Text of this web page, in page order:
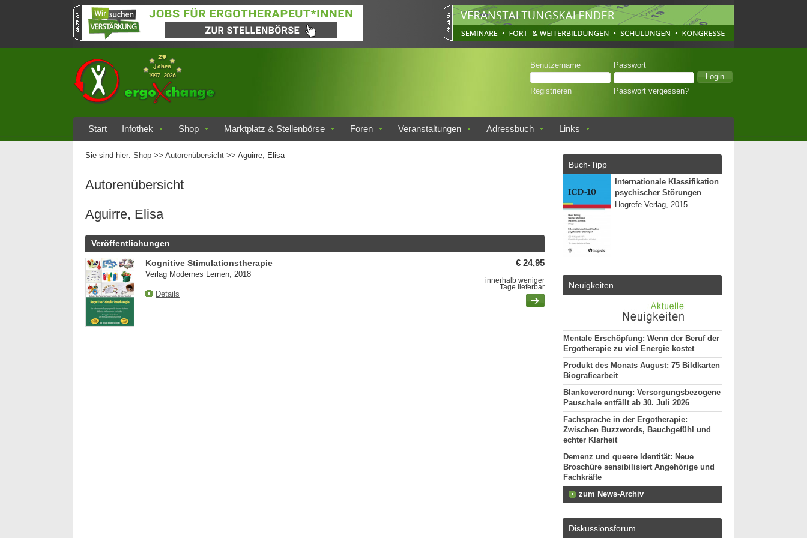
Benutzername Passwort
Registrieren Passwort vergessen?
Start Infothek Shop Marktplatz & Stellenbörse Foren Veranstaltungen Adressbuch Links
Sie sind hier: Shop >> Autorenübersicht >> Aguirre, Elisa
Autorenübersicht
Aguirre, Elisa
Veröffentlichungen
Kognitive Stimulationstherapie
Verlag Modernes Lernen, 2018
Details
€ 24,95
innerhalb weniger
Tage lieferbar
Buch-Tipp
Internationale Klassifikation
psychischer Störungen
Hogrefe Verlag, 2015
Neuigkeiten
Mentale Erschöpfung: Wenn der Beruf der
Ergotherapie zu viel Energie kostet
Produkt des Monats August: 75 Bildkarten
Biografiearbeit
Blankoverordnung: Versorgungsbezogene
Pauschale entfällt ab 30. Juli 2026
Fachsprache in der Ergotherapie:
Zwischen Buzzwords, Bauchgefühl und
echter Klarheit
Demenz und queere Identität: Neue
Broschüre sensibilisiert Angehörige und
Fachkräfte
zum News-Archiv
Diskussionsforum